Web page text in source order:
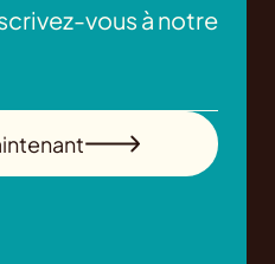
vous à notre